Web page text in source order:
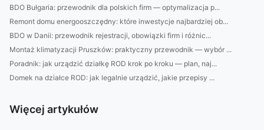
BDO Bułgaria: przewodnik dla polskich firm — optymalizacja p...
Remont domu energooszczędny: które inwestycje najbardziej ob...
BDO w Danii: przewodnik rejestracji, obowiązki firm i różnic...
Montaż klimatyzacji Pruszków: praktyczny przewodnik — wybór ...
Poradnik: jak urządzić działkę ROD krok po kroku — plan, naj...
Domek na działce ROD: jak legalnie urządzić, jakie przepisy ...
Więcej artykułów